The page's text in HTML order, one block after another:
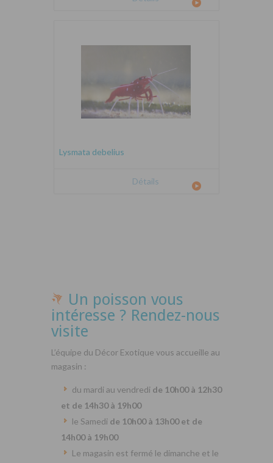
Lysmata debelius
Détails
Un poisson vous
intéresse ? Rendez-nous
visite
L’équipe du Décor Exotique vous accueille au
magasin :
du mardi au vendredi de 10h00 à 12h30
et de 14h30 à 19h00
le Samedi de 10h00 à 13h00 et de
14h00 à 19h00
Le magasin est fermé le dimanche et le